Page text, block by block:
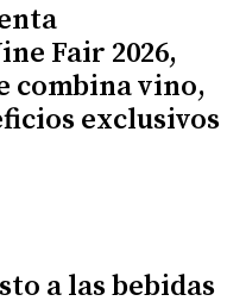
Fair 2026,
combina vino,
exclusivos
a las bebidas